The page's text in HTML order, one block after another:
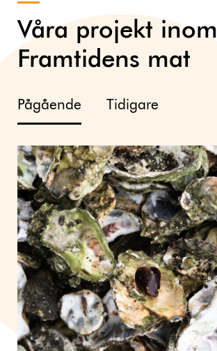
Våra projekt inom
Framtidens mat
Pågående Tidigare